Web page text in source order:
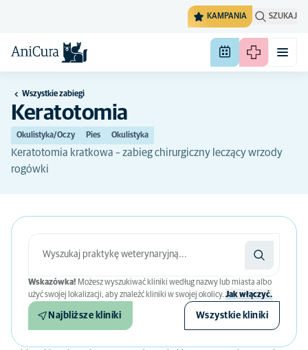
KAMPANIA SZUKAJ
Wszystkie zabiegi
Keratotomia
Okulistyka/Oczy Pies Okulistyka
Keratotomia kratkowa – zabieg chirurgiczny leczący wrzody
rogówki
Wskazówka! Możesz wyszukiwać kliniki według nazwy lub miasta albo
użyć swojej lokalizacji, aby znaleźć kliniki w swojej okolicy. Jak włączyć.
Najbliższe kliniki Wszystkie kliniki